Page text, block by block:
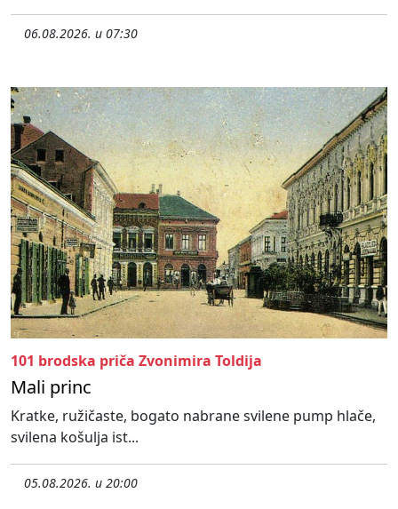
06.08.2026. u 07:30
101 brodska priča Zvonimira Toldija
Mali princ
Kratke, ružičaste, bogato nabrane svilene pump hlače,
svilena košulja ist...
05.08.2026. u 20:00